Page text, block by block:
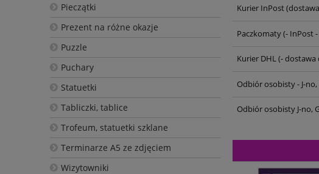
Pieczątki
Prezent na różne okazje
Puzzle
Puchary
Statuetki
Tabliczki, tablice
Trofeum, statuetki szklane
Terminarze A5 ze zdjęciem
Wizytowniki
Kurier InPost
Paczkomaty(- InPost
Kurier DHL(- dostawa
Odbiór osobisty - J-no,
Odbiór osobisty J-no,